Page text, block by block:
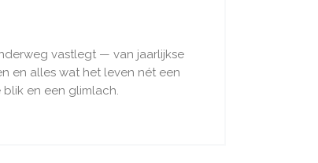
vastlegt — van jaarlijkse
en alles wat het leven nét een
en een glimlach.